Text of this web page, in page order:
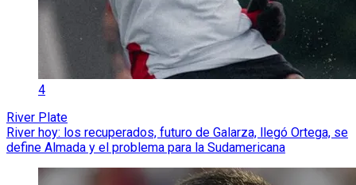
4
River Plate
River hoy: los recuperados, futuro de Galarza, llegó Ortega, se
define Almada y el problema para la Sudamericana